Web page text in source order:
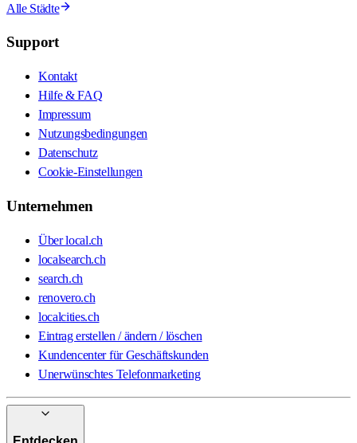
Alle Städte
Support
Kontakt
Hilfe & FAQ
Impressum
Nutzungsbedingungen
Datenschutz
Cookie-Einstellungen
Unternehmen
Über local.ch
localsearch.ch
search.ch
renovero.ch
localcities.ch
Eintrag erstellen / ändern / löschen
Kundencenter für Geschäftskunden
Unerwünschtes Telefonmarketing